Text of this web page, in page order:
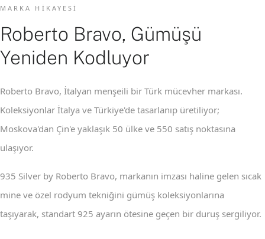
MARKA HIKAYESI
Roberto Bravo, Gümüşü
Yeniden Kodluyor
Roberto Bravo, İtalyan menşeili bir Türk mücevher markası.
Koleksiyonlar İtalya ve Türkiye'de tasarlanıp üretiliyor;
Moskova'dan Çin'e yaklaşık 50 ülke ve 550 satış noktasına
ulaşıyor.
935 Silver by Roberto Bravo, markanın imzası haline gelen sıcak
mine ve özel rodyum tekniğini gümüş koleksiyonlarına
taşıyarak, standart 925 ayarın ötesine geçen bir duruş sergiliyor.